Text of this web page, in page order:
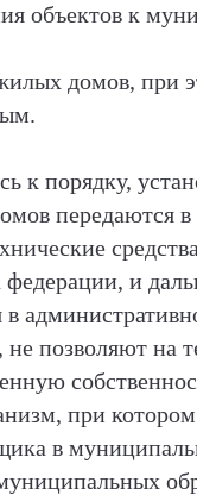
объектов к
домов, при
к порядку,
передаются в
и
позволяют на
при
в